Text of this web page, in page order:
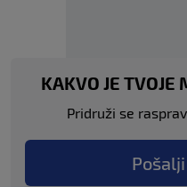
KAKVO JE TVOJE
Pridruži se